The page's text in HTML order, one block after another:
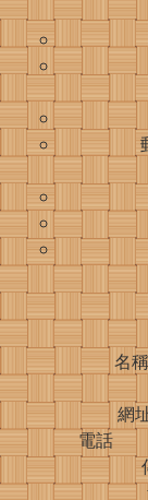
名
網
電話 ：